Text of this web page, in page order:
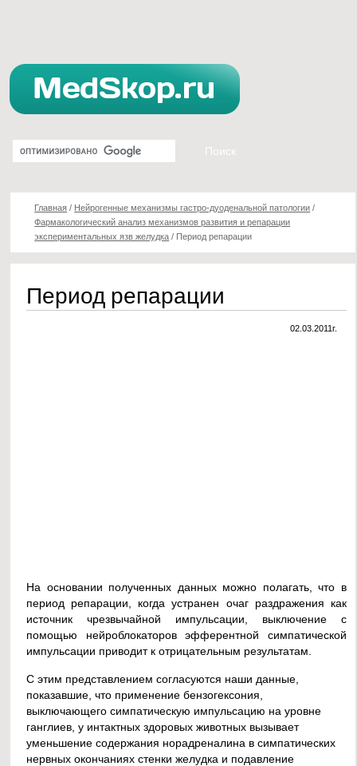
Главная / Нейрогенные механизмы гастро-дуоденальной патологии /
Фармакологический анализ механизмов развития и репарации
экспериментальных язв желудка / Период репарации
Период репарации
02.03.2011г.
На основании полученных данных можно полагать, что в
период репарации, когда устранен очаг раздражения как
источник чрезвычайной импульсации, выключение с
помощью нейроблокаторов эфферентной симпатической
импульсации приводит к отрицательным результатам.
С этим представлением согласуются наши данные,
показавшие, что применение бензогексония,
выключающего симпатическую импульсацию на уровне
ганглиев, у интактных здоровых животных вызывает
уменьшение содержания норадреналина в симпатических
нервных окончаниях стенки желудка и подавление